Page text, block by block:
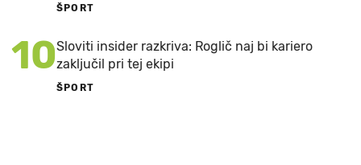
ŠPORT
10Sloviti insider razkriva: Roglič naj bi kariero
zaključil pri tej ekipi
ŠPORT